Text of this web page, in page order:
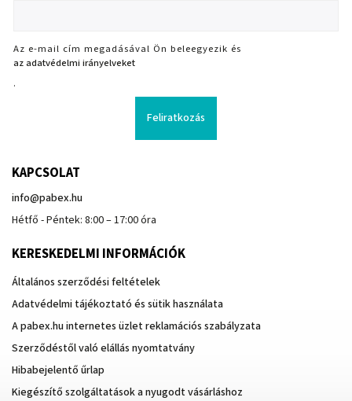
Az e-mail cím megadásával Ön beleegyezik és
az adatvédelmi irányelveket
.
Feliratkozás
KAPCSOLAT
info@pabex.hu
Hétfő - Péntek: 8:00 – 17:00 óra
KERESKEDELMI INFORMÁCIÓK
Általános szerződési feltételek
Adatvédelmi tájékoztató és sütik használata
A pabex.hu internetes üzlet reklamációs szabályzata
Szerződéstől való elállás nyomtatvány
Hibabejelentő űrlap
Kiegészítő szolgáltatások a nyugodt vásárláshoz